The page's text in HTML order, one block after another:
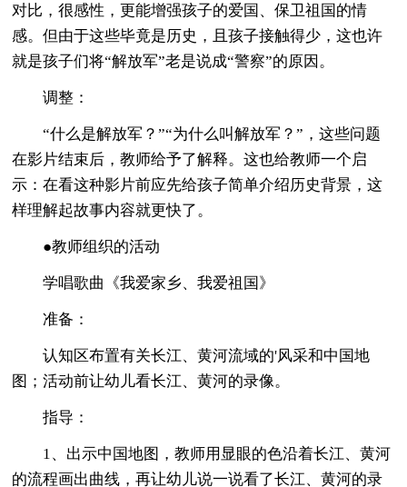
对比，很感性，更能增强孩子的爱国、保卫祖国的情
感。但由于这些毕竟是历史，且孩子接触得少，这也许
就是孩子们将“解放军”老是说成“警察”的原因。
调整：
“什么是解放军？”“为什么叫解放军？”，这些问题
在影片结束后，教师给予了解释。这也给教师一个启
示：在看这种影片前应先给孩子简单介绍历史背景，这
样理解起故事内容就更快了。
●教师组织的活动
学唱歌曲《我爱家乡、我爱祖国》
准备：
认知区布置有关长江、黄河流域的'风采和中国地
图；活动前让幼儿看长江、黄河的录像。
指导：
1、出示中国地图，教师用显眼的色沿着长江、黄河
的流程画出曲线，再让幼儿说一说看了长江、黄河的录